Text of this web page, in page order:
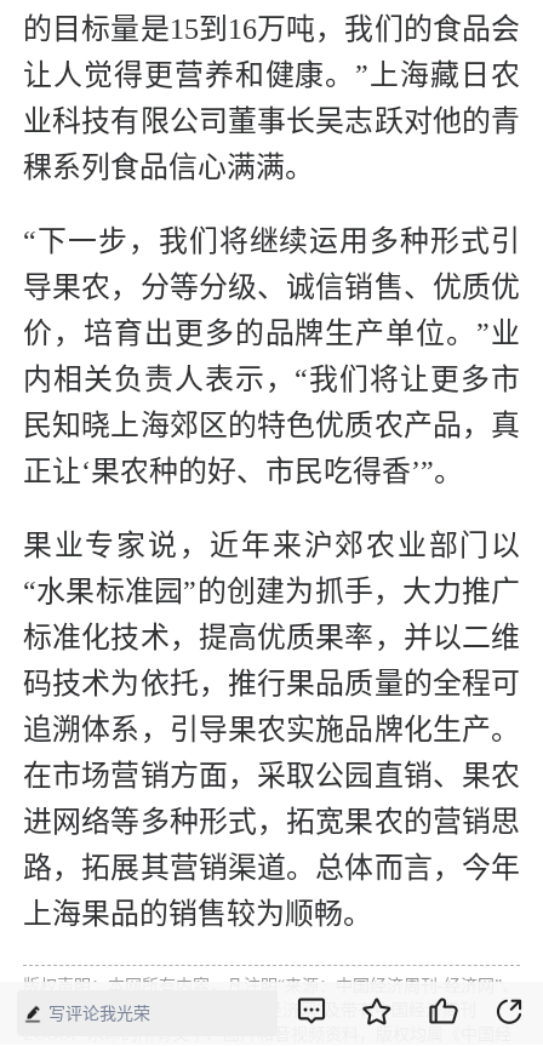
的目标量是15到16万吨，我们的食品会
让人觉得更营养和健康。”上海藏日农
业科技有限公司董事长吴志跃对他的青
稞系列食品信心满满。
“下一步，我们将继续运用多种形式引
导果农，分等分级、诚信销售、优质优
价，培育出更多的品牌生产单位。”业
内相关负责人表示，“我们将让更多市
民知晓上海郊区的特色优质农产品，真
正让‘果农种的好、市民吃得香’”。
果业专家说，近年来沪郊农业部门以
“水果标准园”的创建为抓手，大力推广
标准化技术，提高优质果率，并以二维
码技术为依托，推行果品质量的全程可
追溯体系，引导果农实施品牌化生产。
在市场营销方面，采取公园直销、果农
进网络等多种形式，拓宽果农的营销思
路，拓展其营销渠道。总体而言，今年
上海果品的销售较为顺畅。
版权声明：本网所有内容，凡注明“来源：中国经济周刊-经济网”、
“来源：中国经济周刊”、“来源：经济网”及带有中国经济周刊
写评论我光荣